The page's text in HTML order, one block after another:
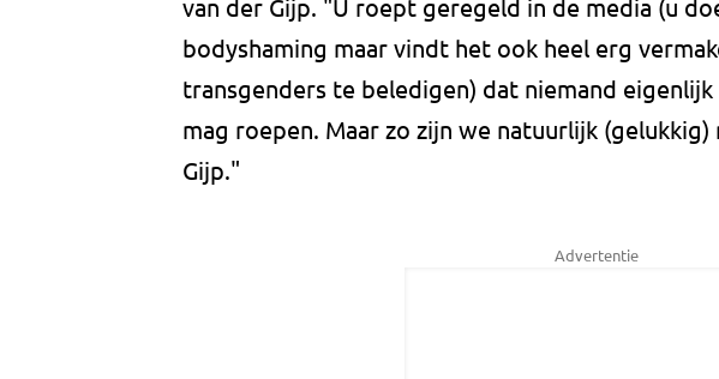
van der Gijp. "U roept geregeld in de media (u
bodyshaming maar vindt het ook heel erg
transgenders te beledigen) dat niemand
mag roepen. Maar zo zijn we natuurlijk
Gijp."
Advertentie